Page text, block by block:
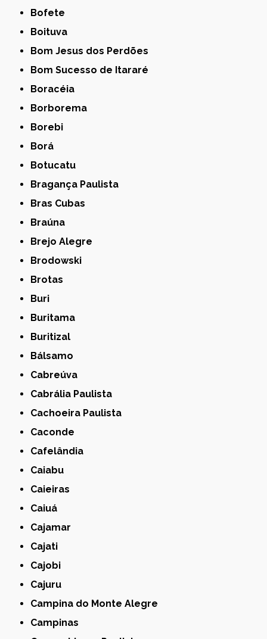
Bofete
Boituva
Bom Jesus dos Perdões
Bom Sucesso de Itararé
Boracéia
Borborema
Borebi
Borá
Botucatu
Bragança Paulista
Bras Cubas
Braúna
Brejo Alegre
Brodowski
Brotas
Buri
Buritama
Buritizal
Bálsamo
Cabreúva
Cabrália Paulista
Cachoeira Paulista
Caconde
Cafelândia
Caiabu
Caieiras
Caiuá
Cajamar
Cajati
Cajobi
Cajuru
Campina do Monte Alegre
Campinas